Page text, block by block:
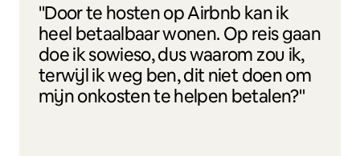
"Door te hosten op Airbnb kan ik
heel betaalbaar wonen. Op reis gaan
doe ik sowieso, dus waarom zou ik,
terwijl ik weg ben, dit niet doen om
mijn onkosten te helpen betalen?"